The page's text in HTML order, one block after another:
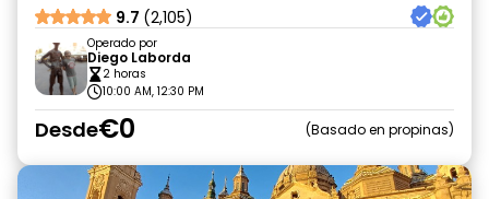
9.7 (2,105)
Operado por
Diego Laborda
2 horas
10:00 AM, 12:30 PM
Desde€0 Basado en propinas